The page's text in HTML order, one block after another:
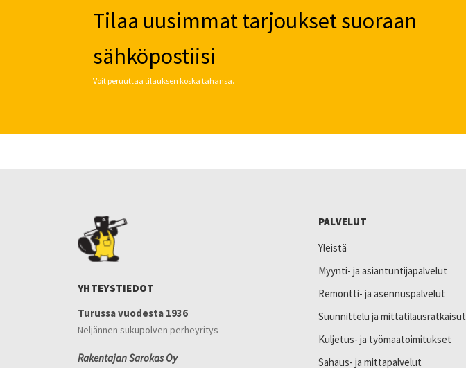
Tilaa uusimmat tarjoukset suoraan
sähköpostiisi
Voit peruuttaa tilauksen koska tahansa.
YHTEYSTIEDOT
Turussa vuodesta 1936
Neljännen sukupolven perheyritys
Rakentajan Sarokas Oy
PALVELUT
Yleistä
Myynti- ja asiantuntijapalvelut
Remontti- ja asennuspalvelut
Suunnittelu ja mittatilausratkaisut
Kuljetus- ja työmaatoimitukset
Sahaus- ja mittapalvelut